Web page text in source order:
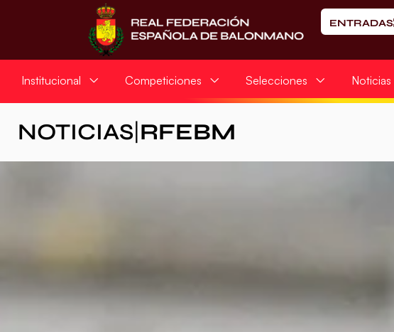
ENTRADAS
Institucional Competiciones Selecciones Noticias
NOTICIAS RFEBM